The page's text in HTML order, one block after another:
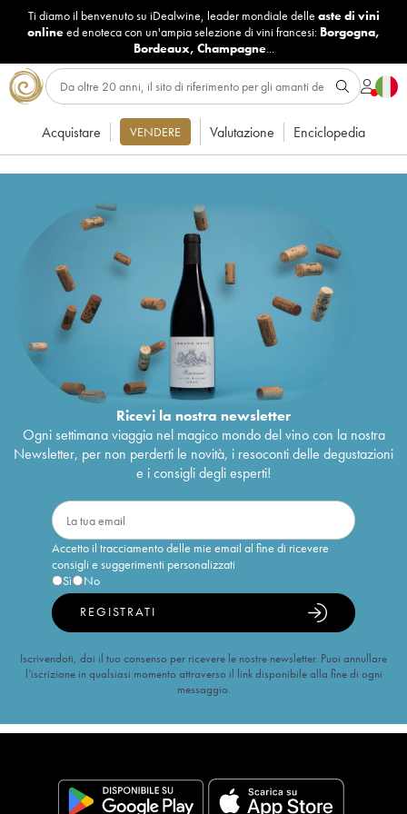
Ti diamo il benvenuto su iDealwine, leader mondiale delle aste di vini
onlineed enoteca con un'ampia selezione di vini francesi: Borgogna,
Bordeaux, Champagne...
Acquistare VENDERE Valutazione Enciclopedia
Ricevi la nostra newsletter
Ogni settimana viaggia nel magico mondo del vino con la nostra
Newsletter, per non perderti le novità, i resoconti delle degustazioni
e i consigli degli esperti!
Accetto il tracciamento delle mie email al fine di ricevere
consigli e suggerimenti personalizzati
Sì
No
REGISTRATI
Iscrivendoti, dai il tuo consenso per ricevere le nostre newsletter. Puoi annullare
l’iscrizione in qualsiasi momento attraverso il link disponibile alla fine di ogni
messaggio.